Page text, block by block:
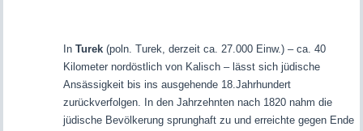
In Turek (poln. Turek, derzeit ca. 27.000 Einw.) – ca. 40
Kilometer nordöstlich von Kalisch – lässt sich jüdische
Ansässigkeit bis ins ausgehende 18.Jahrhundert
zurückverfolgen. In den Jahrzehnten nach 1820 nahm die
jüdische Bevölkerung sprunghaft zu und erreichte gegen Ende